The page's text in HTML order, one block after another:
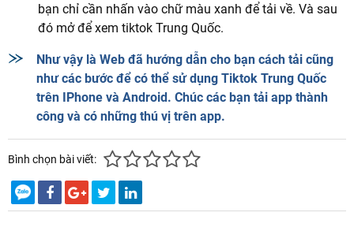
bạn chỉ cần nhấn vào chữ màu xanh để tải về. Và sau
đó mở để xem tiktok Trung Quốc.
Như vậy là Web đã hướng dẫn cho bạn cách tải cũng
như các bước để có thể sử dụng Tiktok Trung Quốc
trên IPhone và Android. Chúc các bạn tải app thành
công và có những thú vị trên app.
Bình chọn bài viết: